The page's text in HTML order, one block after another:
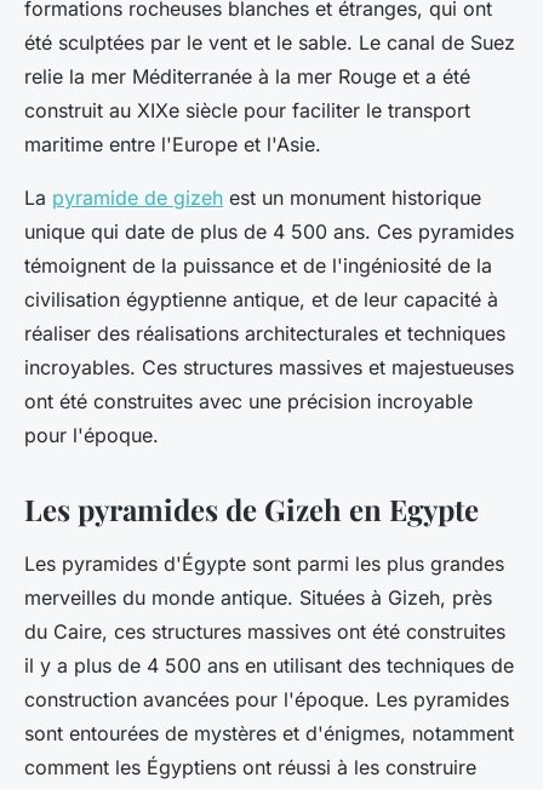
formations rocheuses blanches et étranges, qui ont
été sculptées par le vent et le sable. Le canal de Suez
relie la mer Méditerranée à la mer Rouge et a été
construit au XIXe siècle pour faciliter le transport
maritime entre l'Europe et l'Asie.
La pyramide de gizeh est un monument historique
unique qui date de plus de 4 500 ans. Ces pyramides
témoignent de la puissance et de l'ingéniosité de la
civilisation égyptienne antique, et de leur capacité à
réaliser des réalisations architecturales et techniques
incroyables. Ces structures massives et majestueuses
ont été construites avec une précision incroyable
pour l'époque.
Les pyramides de Gizeh en Egypte
Les pyramides d'Égypte sont parmi les plus grandes
merveilles du monde antique. Situées à Gizeh, près
du Caire, ces structures massives ont été construites
il y a plus de 4 500 ans en utilisant des techniques de
construction avancées pour l'époque. Les pyramides
sont entourées de mystères et d'énigmes, notamment
comment les Égyptiens ont réussi à les construire